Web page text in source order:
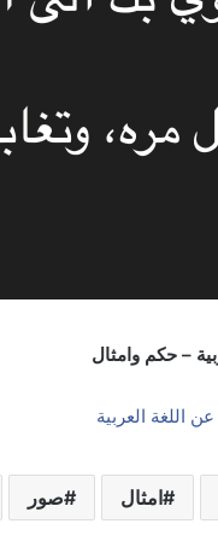
– حكم وامثال
اللغة العربية
امثال صور